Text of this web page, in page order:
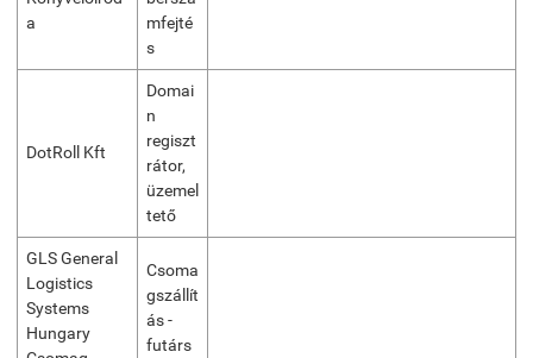
a
mfejté
s
DotRoll Kft
Domai
n
regiszt
rátor,
üzemel
tető
GLS General
Logistics
Systems
Hungary
Csoma
gszállít
ás -
futárs